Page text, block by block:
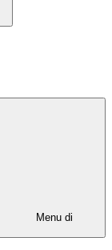
Menu di